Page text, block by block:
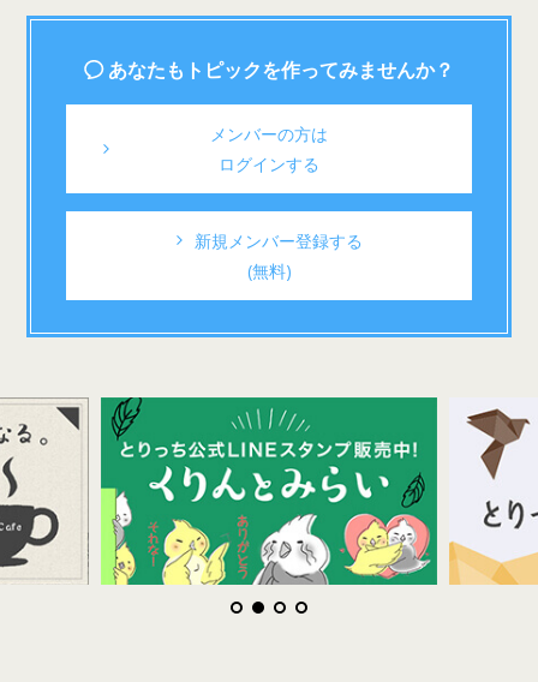
あなたもトピックを作ってみませんか？
メンバーの方は
ログインする
新規メンバー登録する
(無料)